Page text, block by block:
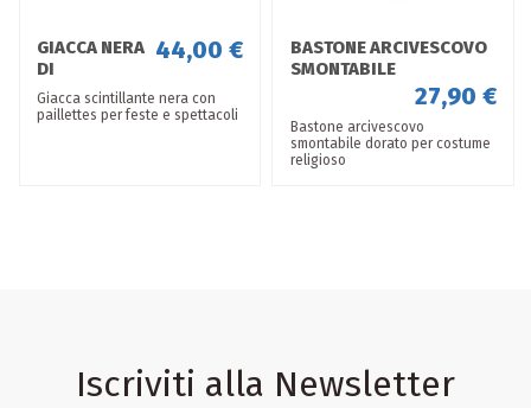
GIACCA NERA
DI
PAILLETTES
PER ADULTI
44,00 €
Giacca scintillante nera con
paillettes per feste e spettacoli
BASTONE ARCIVESCOVO
SMONTABILE
27,90 €
Bastone arcivescovo
smontabile dorato per costume
religioso
Iscriviti alla Newsletter